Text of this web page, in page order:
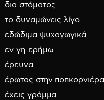
δια στόματος
το δυναμώνεις λίγο
εδώδιμα ψυχαγωγικά
εν γη ερήμω
έρευνα
έρωτας στην ποπκορνιέρα
έχεις γράμμα